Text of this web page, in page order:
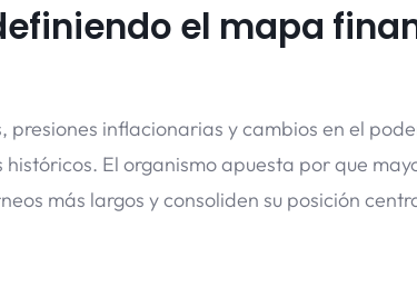
el mapa
inflacionarias y cambios en el
El organismo apuesta por que
más largos y consoliden su posición